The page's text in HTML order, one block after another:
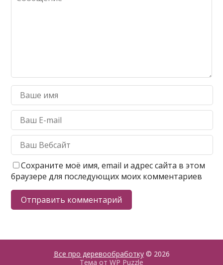
Сохраните моё имя, email и адрес сайта в этом
браузере для последующих моих комментариев
Все про деревообработку© 2026
Тема от WP Puzzle